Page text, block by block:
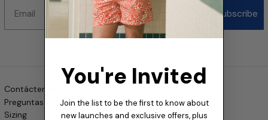
Subscribe
Contáctenos
Preguntas más frecuentes
Sizing
You're Invited
Join the list to be the first to know about
new launches and exclusive offers, plus